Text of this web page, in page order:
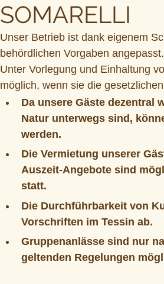
SOMARELLI
Unser Betrieb ist dank eigenem
behördlichen Vorgaben angepasst.
Unter Vorlegung und Einhaltung
möglich, wenn sie die
Da unsere Gäste dezentral
Natur unterwegs sind,
werden.
Die Vermietung unserer
Auszeit-Angebote sind
statt.
Die Durchführbarkeit von
Vorschriften im Tessin ab.
Gruppenanlässe sind nur
geltenden Regelungen